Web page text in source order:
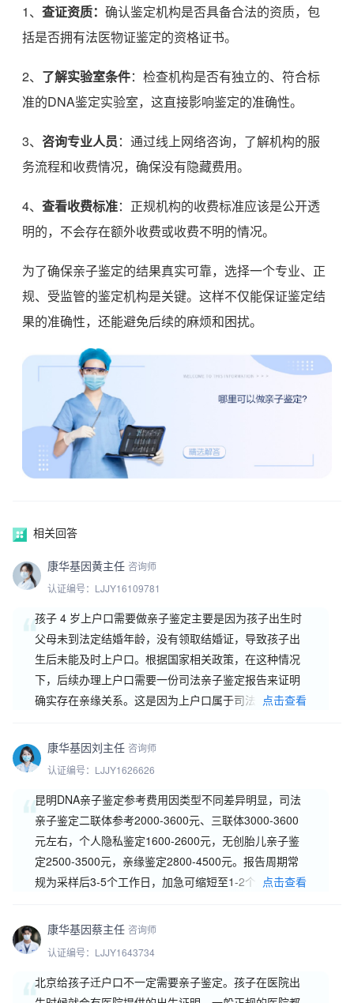
1、 查证资质： 确认鉴定机构是否具备合法的资质，包
括是否拥有法医物证鉴定的资格证书。
2、 了解实验室条件：检查机构是否有独立的、符合标
准的DNA鉴定实验室，这直接影响鉴定的准确性。
3、 咨询专业人员：通过线上网络咨询，了解机构的服
务流程和收费情况，确保没有隐藏费用。
4、 查看收费标准：正规机构的收费标准应该是公开透
明的，不会存在额外收费或收费不明的情况。
为了确保亲子鉴定的结果真实可靠，选择一个专业、正
规、受监管的鉴定机构是关键。这样不仅能保证鉴定结
果的准确性，还能避免后续的麻烦和困扰。
相关回答
康华基因黄主任 咨询师
认证编号：LJJY16109781
孩子 4 岁上户口需要做亲子鉴定主要是因为孩子出生时
父母未到法定结婚年龄，没有领取结婚证，导致孩子出
生后未能及时上户口。根据国家相关政策，在这种情况
下，后续办理上户口需要一份司法亲子鉴定报告来证明
确实存在亲缘关系。这是因为上户口属于司法鉴定范
报告书才具有法···
点击查看
康华基因刘主任 咨询师
认证编号：LJJY1626626
昆明DNA亲子鉴定参考费用因类型不同差异明显，司法
亲子鉴定二联体参考2000-3600元、三联体3000-3600
元左右，个人隐私鉴定1600-2600元，无创胎儿亲子鉴
定2500-3500元，亲缘鉴定2800-4500元。报告周期常
规为采样后3-5个工作日，加急可缩短至1-2个工作日。
参与人数。司法用···
点击查看
康华基因蔡主任 咨询师
认证编号：LJJY1643734
北京给孩子迁户口不一定需要亲子鉴定。孩子在医院出